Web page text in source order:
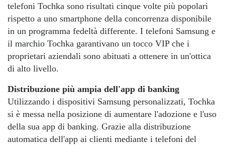
telefoni Tochka sono risultati cinque volte più popolari
rispetto a uno smartphone della concorrenza disponibile
in un programma fedeltà differente. I telefoni Samsung e
il marchio Tochka garantivano un tocco VIP che i
proprietari aziendali sono abituati a ottenere in un'ottica
di alto livello.
Distribuzione più ampia dell'app di banking
Utilizzando i dispositivi Samsung personalizzati, Tochka
si è messa nella posizione di aumentare l'adozione e l'uso
della sua app di banking. Grazie alla distribuzione
automatica dell'app ai clienti mediante i telefoni del